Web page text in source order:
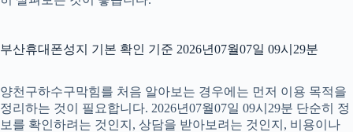
부산휴대폰성지 기본 확인 기준 2026년07월07일 09시29분
양천구하수구막힘를 처음 알아보는 경우에는 먼저 이용 목적을
정리하는 것이 필요합니다. 2026년07월07일 09시29분 단순히 정
보를 확인하려는 것인지, 상담을 받아보려는 것인지, 비용이나